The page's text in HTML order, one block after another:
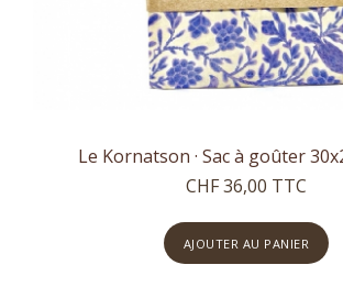
Le Kornatson · Sac à goûter
CHF 36,00 TTC
AJOUTER AU PANIER